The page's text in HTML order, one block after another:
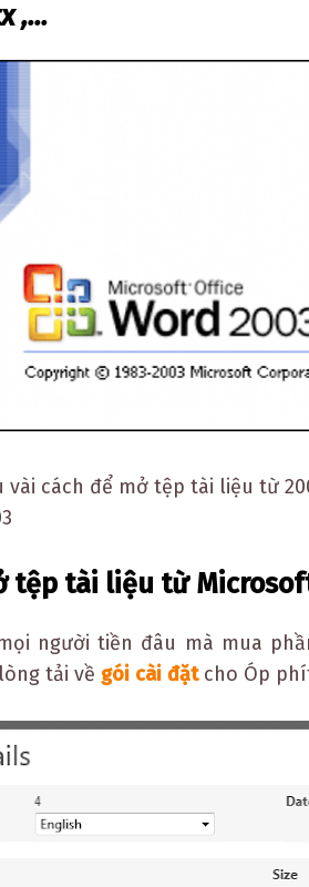
,...
vài cách để mở tệp tài liệu từ
tệp tài liệu từ
người tiền đâu mà mua
tải về gói cài đặt cho Óp